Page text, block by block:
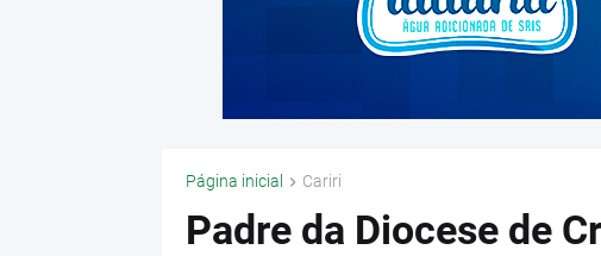
Página inicial Cariri
Padre da Diocese de